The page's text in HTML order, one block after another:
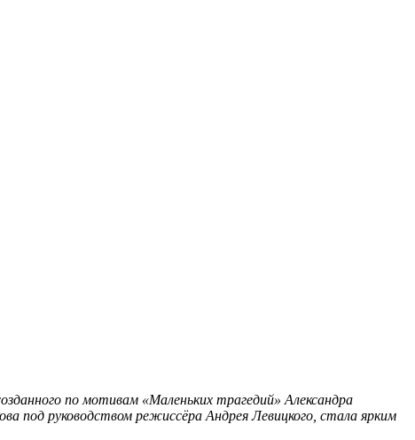
по мотивам «Маленьких трагедий» Александра
под руководством режиссёра Андрея Левицкого, стала ярким